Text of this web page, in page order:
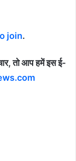
join.
तो आप हमें इस ई-